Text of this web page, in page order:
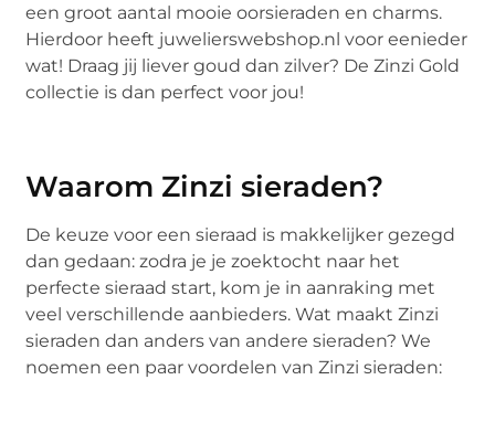
een groot aantal mooie oorsieraden en charms.
Hierdoor heeft juwelierswebshop.nl voor eenieder
wat! Draag jij liever goud dan zilver? De Zinzi Gold
collectie is dan perfect voor jou!
Waarom Zinzi sieraden?
De keuze voor een sieraad is makkelijker gezegd
dan gedaan: zodra je je zoektocht naar het
perfecte sieraad start, kom je in aanraking met
veel verschillende aanbieders. Wat maakt Zinzi
sieraden dan anders van andere sieraden? We
noemen een paar voordelen van Zinzi sieraden: